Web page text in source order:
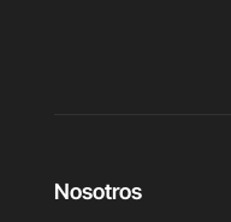
Nosotros